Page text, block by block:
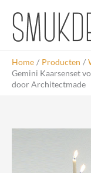
inhoud
Home Producten
Gemini Kaarsenset
door Architectmade